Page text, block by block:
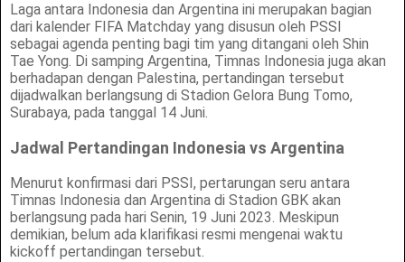
Laga antara Indonesia dan Argentina ini merupakan bagian
dari kalender FIFA Matchday yang disusun oleh PSSI
sebagai agenda penting bagi tim yang ditangani oleh Shin
Tae Yong. Di samping Argentina, Timnas Indonesia juga akan
berhadapan dengan Palestina, pertandingan tersebut
dijadwalkan berlangsung di Stadion Gelora Bung Tomo,
Surabaya, pada tanggal 14 Juni.
Jadwal Pertandingan Indonesia vs Argentina
Menurut konfirmasi dari PSSI, pertarungan seru antara
Timnas Indonesia dan Argentina di Stadion GBK akan
berlangsung pada hari Senin, 19 Juni 2023. Meskipun
demikian, belum ada klarifikasi resmi mengenai waktu
kickoff pertandingan tersebut.